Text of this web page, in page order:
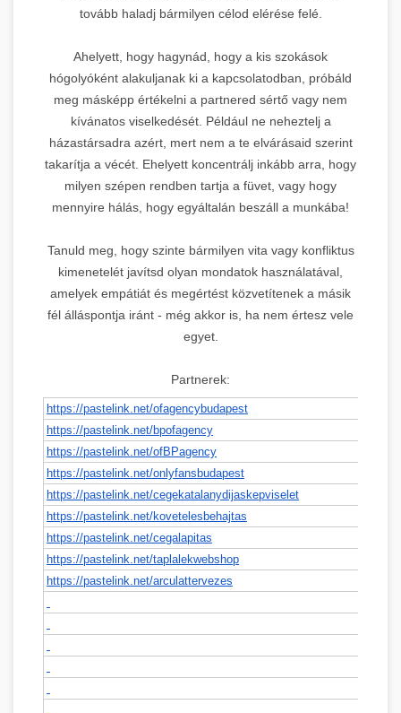
tovább haladj bármilyen célod elérése felé.
Ahelyett, hogy hagynád, hogy a kis szokások
hógolyóként alakuljanak ki a kapcsolatodban, próbáld
meg másképp értékelni a partnered sértő vagy nem
kívánatos viselkedését. Például ne neheztelj a
házastársadra azért, mert nem a te elvárásaid szerint
takarítja a vécét. Ehelyett koncentrálj inkább arra, hogy
milyen szépen rendben tartja a füvet, vagy hogy
mennyire hálás, hogy egyáltalán beszáll a munkába!
Tanuld meg, hogy szinte bármilyen vita vagy konfliktus
kimenetelét javítsd olyan mondatok használatával,
amelyek empátiát és megértést közvetítenek a másik
fél álláspontja iránt - még akkor is, ha nem értesz vele
egyet.
Partnerek:
https://pastelink.net/ofagencybudapest
https://pastelink.net/bpofagency
https://pastelink.net/ofBPagency
https://pastelink.net/onlyfansbudapest
https://pastelink.net/cegekatalanydijaskepviselet
https://pastelink.net/kovetelesbehajtas
https://pastelink.net/cegalapitas
https://pastelink.net/taplalekwebshop
https://pastelink.net/arculattervezes